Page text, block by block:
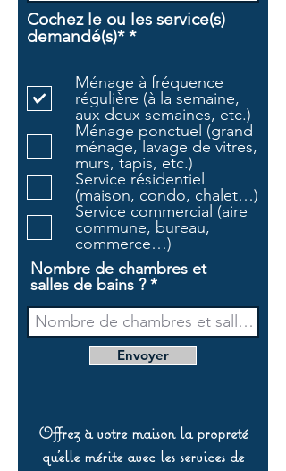
Cochez le ou les service(s)
demandé(s)* *O
g
a
t
o
i
r
e
Ménage à fréquence
régulière (à la semaine,
aux deux semaines, etc.)
Ménage ponctuel (grand
ménage, lavage de vitres,
murs, tapis, etc.)
Service résidentiel
(maison, condo, chalet…)
Service commercial (aire
commune, bureau,
commerce…)
Nombre de chambres et
salles de bains ?
Envoyer
Offrez à votre maison la propreté
qu’elle mérite avec les services de